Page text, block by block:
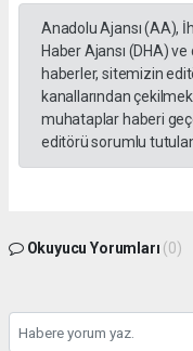
Anadolu Ajansı (AA),
Haber Ajansı (DHA)
haberler, sitemizin
kanallarından
muhataplar haberi
editörü sorumlu
Okuyucu Yorumları (0)